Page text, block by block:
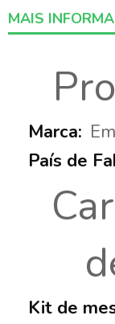
MAIS
Informations